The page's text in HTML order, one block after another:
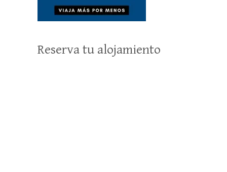
Reserva tu alojamiento